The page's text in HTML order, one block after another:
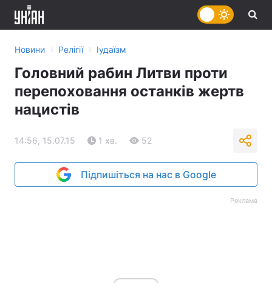
Новини › Релігії › Іудаїзм
Головний рабин Литви проти
перепоховання останків жертв
нацистів
14:56, 15.07.15 1 хв. 52
Підпишіться на нас в Google
Реклама